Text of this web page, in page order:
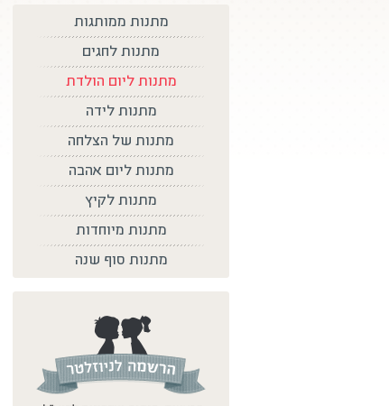
מתנות ממותגות
מתנות לחגים
מתנות ליום הולדת
מתנות לידה
מתנות של הצלחה
מתנות ליום אהבה
מתנות לקיץ
מתנות מיוחדות
מתנות סוף שנה